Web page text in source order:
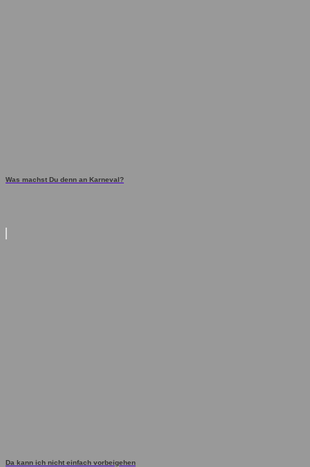
Was machst Du denn an Karneval?
Da kann ich nicht einfach vorbeigehen